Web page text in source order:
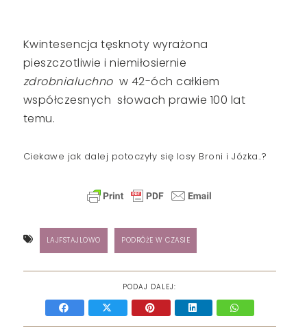
Kwintesencja tęsknoty wyrażona
pieszczotliwie i niemiłosiernie
zdrobnialuchnow 42-óch całkiem
współczesnych słowach prawie 100 lat
temu.
Ciekawe jak dalej potoczyły się losy Broni i Józka..?
LAJFSTAJLOWO PODRÓŻE W CZASIE
PODAJ DALEJ: